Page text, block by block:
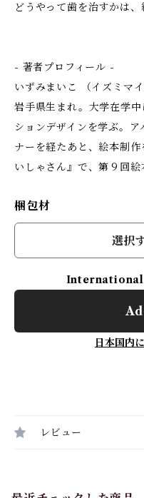
どうやって歯を治すかは
- 著者プロフィール -
いずみまいこ （イズミマ
岩手県生まれ。大学在学
ションデザインを学ぶ。
ナーを経たあと、絵本制
いしゃさん』で、第９回絵
梱包材
選択
日本国内
レビュー